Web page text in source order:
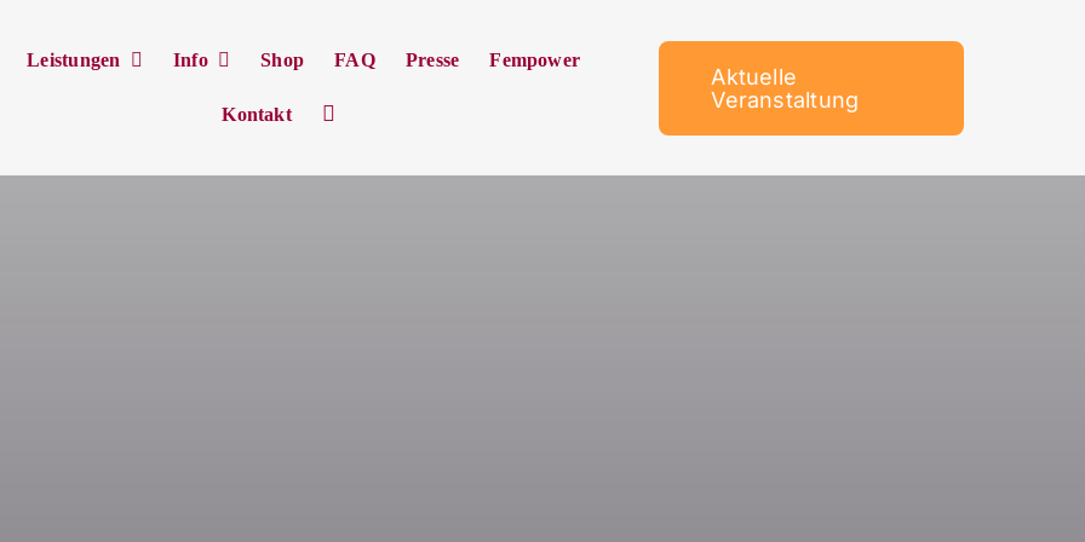
Leistungen Info Shop FAQ Presse Fempower
Kontakt
Aktuelle
Veranstaltung